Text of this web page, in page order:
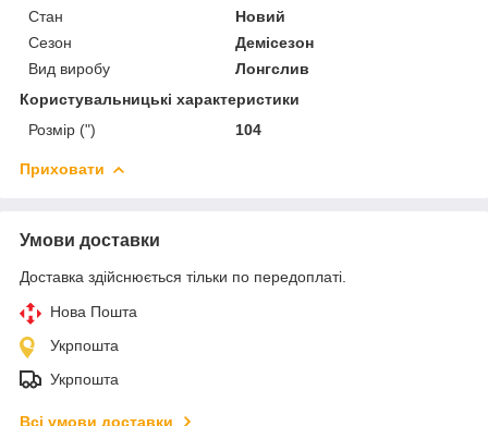
Стан
Новий
Сезон
Демісезон
Вид виробу
Лонгслив
Користувальницькі характеристики
Розмір (")
104
Приховати
Умови доставки
Доставка здійснюється тільки по передоплаті.
Нова Пошта
Укрпошта
Укрпошта
Всі умови доставки